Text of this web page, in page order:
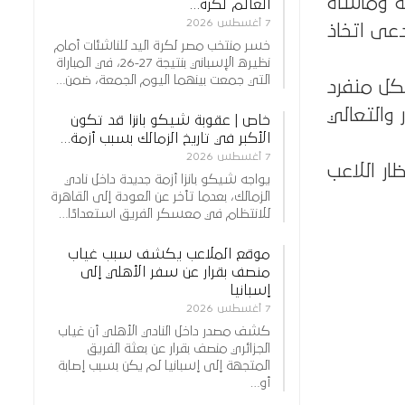
اتخاذ
منفرد
اللاعب
العالم لكرة…
7 أغسطس 2026
خسر منتخب مصر لكرة اليد للناشئات أمام
نظيره الإسباني بنتيجة 27-26، في المباراة
التي جمعت بينهما اليوم الجمعة، ضمن…
خاص | عقوبة شيكو بانزا قد تكون
الأكبر في تاريخ الزمالك بسبب أزمة…
7 أغسطس 2026
يواجه شيكو بانزا أزمة جديدة داخل نادي
الزمالك، بعدما تأخر عن العودة إلى القاهرة
للانتظام في معسكر الفريق استعدادًا…
موقع الملاعب يكشف سبب غياب
منصف بقرار عن سفر الأهلي إلى
إسبانيا
7 أغسطس 2026
كشف مصدر داخل النادي الأهلي أن غياب
الجزائري منصف بقرار عن بعثة الفريق
المتجهة إلى إسبانيا لم يكن بسبب إصابة
أو…